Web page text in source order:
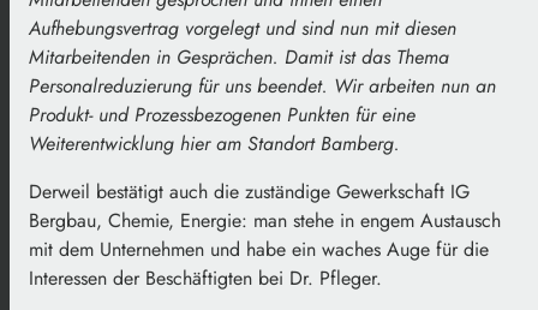
Aufhebungsvertrag vorgelegt und sind nun mit diesen
Mitarbeitenden in Gesprächen. Damit ist das Thema
Personalreduzierung für uns beendet. Wir arbeiten nun an
Produkt- und Prozessbezogenen Punkten für eine
Weiterentwicklung hier am Standort Bamberg.
Derweil bestätigt auch die zuständige Gewerkschaft IG
Bergbau, Chemie, Energie: man stehe in engem Austausch
mit dem Unternehmen und habe ein waches Auge für die
Interessen der Beschäftigten bei Dr. Pfleger.